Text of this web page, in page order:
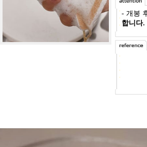
- 개봉
합니다.